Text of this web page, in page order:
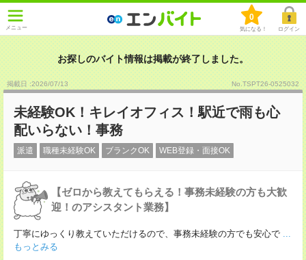
メニュー
0
気になる！ ログイン
お探しのバイト情報は掲載が終了しました。
掲載日 :2026/07/13 No.TSPT26-0525032
未経験OK！キレイオフィス！駅近で雨も心
配いらない！事務
派遣 職種未経験OK ブランクOK WEB登録・面接OK
【ゼロから教えてもらえる！事務未経験の方も大歓
迎！のアシスタント業務】
丁寧にゆっくり教えていただけるので、事務未経験の方でも安心で ...
もっとみる